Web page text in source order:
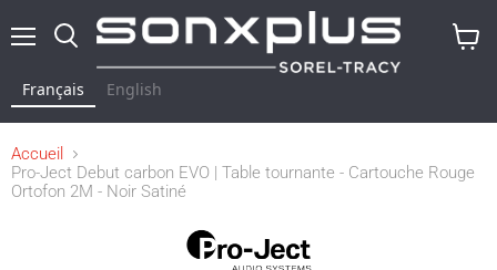
Français English
Accueil
Pro-Ject Debut carbon EVO | Table tournante - Cartouche Rouge
Ortofon 2M - Noir Satiné